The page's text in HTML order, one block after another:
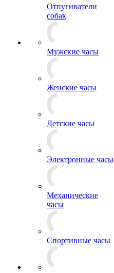
Отпугиватели
собак
Мужские часы
Женские часы
Детские часы
Электронные часы
Механические
часы
Спортивные часы